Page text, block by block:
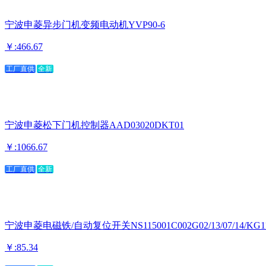
宁波申菱异步门机变频电动机YVP90-6
￥:466.67
工厂直供 全新
宁波申菱松下门机控制器AAD03020DKT01
￥:1066.67
工厂直供 全新
宁波申菱电磁铁/自动复位开关NS115001C002G02/13/07/14/
￥:85.34